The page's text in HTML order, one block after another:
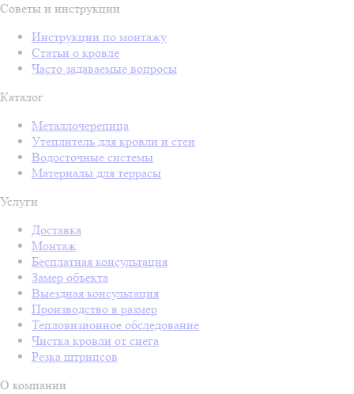
Советы и инструкции
Инструкции по монтажу
Статьи о кровле
Часто задаваемые вопросы
Каталог
Металлочерепица
Утеплитель для кровли и стен
Водосточные системы
Материалы для террасы
Услуги
Доставка
Монтаж
Бесплатная консультация
Замер объекта
Выездная консультация
Производство в размер
Тепловизионное обследование
Чистка кровли от снега
Резка штрипсов
О компании